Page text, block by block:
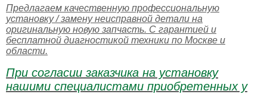
Предлагаем качественную профессиональную
установку / замену неисправной детали на
оригинальную новую запчасть. С гарантией и
бесплатной диагностикой техники по Москве и
области.
При согласии заказчика на установку
нашими специалистами приобретенных у